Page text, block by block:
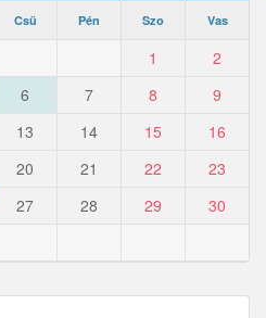
Csü Pén Szo Vas
1
2
6 7 8
9
13 14 15
16
20 21 22
23
27 28 29
30